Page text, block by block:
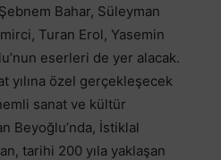
Bahar, Süleyman
Turan Erol, Yasemin
eserleri de yer alacak.
yılına özel gerçekleşecek
sanat ve kültür
Beyoğlu’nda, İstiklal
tarihi 200 yıla yaklaşan